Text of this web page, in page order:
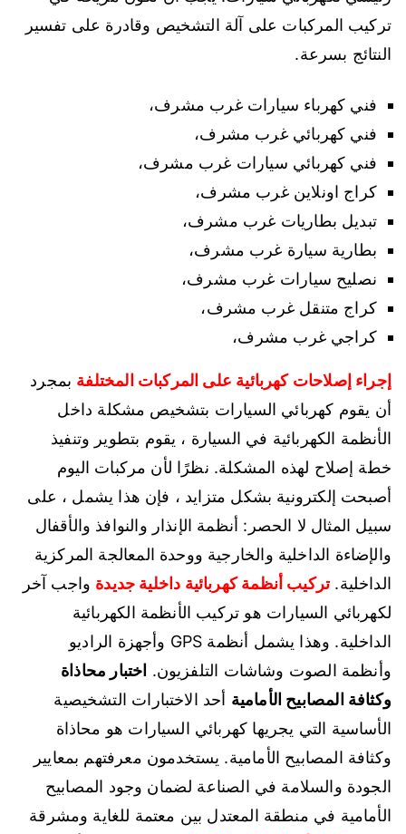
تركيب المركبات على آلة التشخيص وقادرة على تفسير
النتائج بسرعة.
فني كهرباء سيارات غرب مشرف،
فني كهربائي غرب مشرف،
فني كهربائي سيارات غرب مشرف،
كراج اونلاين غرب مشرف،
تبديل بطاريات غرب مشرف،
بطارية سيارة غرب مشرف،
نصليح سيارات غرب مشرف،
كراج متنقل غرب مشرف،
كراجي غرب مشرف،
إجراء إصلاحات كهربائية على المركبات المختلفة بمجرد
أن يقوم كهربائي السيارات بتشخيص مشكلة داخل
الأنظمة الكهربائية في السيارة ، يقوم بتطوير وتنفيذ
خطة إصلاح لهذه المشكلة. نظرًا لأن مركبات اليوم
أصبحت إلكترونية بشكل متزايد ، فإن هذا يشمل ، على
سبيل المثال لا الحصر: أنظمة الإنذار والنوافذ والأقفال
والإضاءة الداخلية والخارجية ووحدة المعالجة المركزية
الداخلية.تركيب أنظمة كهربائية داخلية جديدة واجب آخر
لكهربائي السيارات هو تركيب الأنظمة الكهربائية
الداخلية. وهذا يشمل أنظمة GPS وأجهزة الراديو
وأنظمة الصوت وشاشات التلفزيون. اختبار محاذاة
وكثافة المصابيح الأمامية أحد الاختبارات التشخيصية
الأساسية التي يجريها كهربائي السيارات هو محاذاة
وكثافة المصابيح الأمامية. يستخدمون معرفتهم بمعايير
الجودة والسلامة في الصناعة لضمان وجود المصابيح
الأمامية في منطقة المعتدل بين معتمة للغاية ومشرقة